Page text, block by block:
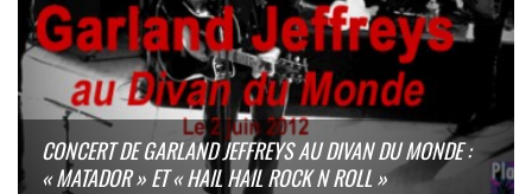
CONCERT DE GARLAND JEFFREYS AU DIVAN DU MONDE :
« MATADOR » ET « HAIL HAIL ROCK N ROLL »